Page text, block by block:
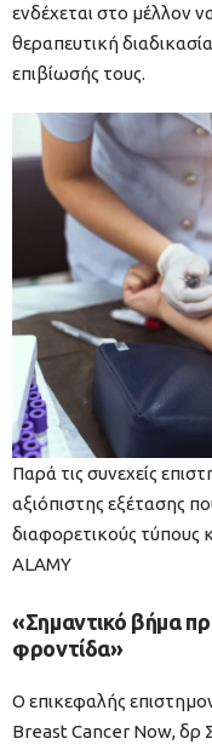
ενδέχεται στο μέλλον
θεραπευτική
επιβίωσής τους.
Παρά τις συνεχείς
αξιόπιστης εξέτασης
διαφορετικούς τύπους
ALAMY
«Σημαντικό βήμα
φροντίδα»
Ο επικεφαλής
Breast Cancer Now, δρ